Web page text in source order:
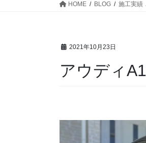
HOME BLOG 施工実績
2021年10月23日
アウディ